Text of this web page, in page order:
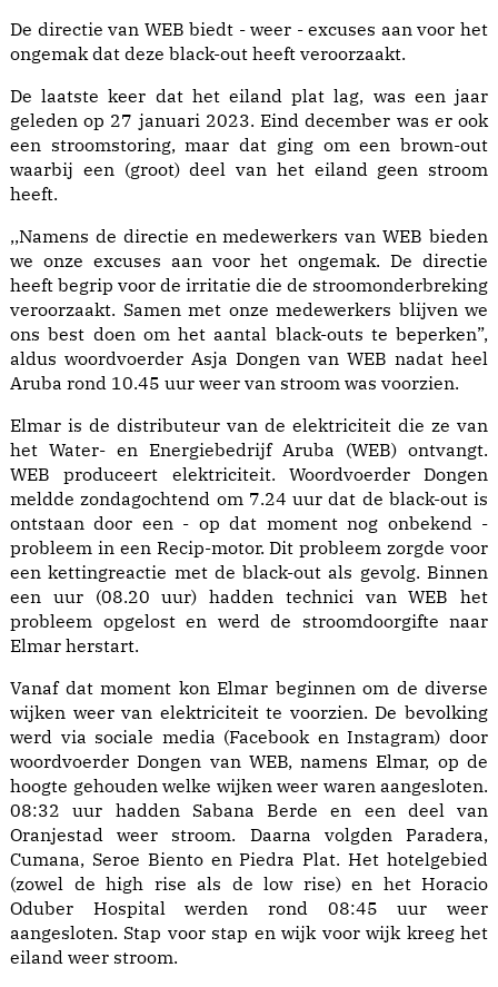
De directie van WEB biedt - weer - excuses aan voor het
ongemak dat deze black-out heeft veroorzaakt.
De laatste keer dat het eiland plat lag, was een jaar
geleden op 27 januari 2023. Eind december was er ook
een stroomstoring, maar dat ging om een brown-out
waarbij een (groot) deel van het eiland geen stroom
heeft.
,,Namens de directie en medewerkers van WEB bieden
we onze excuses aan voor het ongemak. De directie
heeft begrip voor de irritatie die de stroomonderbreking
veroorzaakt. Samen met onze medewerkers blijven we
ons best doen om het aantal black-outs te beperken”,
aldus woordvoerder Asja Dongen van WEB nadat heel
Aruba rond 10.45 uur weer van stroom was voorzien.
Elmar is de distributeur van de elektriciteit die ze van
het Water- en Energiebedrijf Aruba (WEB) ontvangt.
WEB produceert elektriciteit. Woordvoerder Dongen
meldde zondagochtend om 7.24 uur dat de black-out is
ontstaan door een - op dat moment nog onbekend -
probleem in een Recip-motor. Dit probleem zorgde voor
een kettingreactie met de black-out als gevolg. Binnen
een uur (08.20 uur) hadden technici van WEB het
probleem opgelost en werd de stroomdoorgifte naar
Elmar herstart.
Vanaf dat moment kon Elmar beginnen om de diverse
wijken weer van elektriciteit te voorzien. De bevolking
werd via sociale media (Facebook en Instagram) door
woordvoerder Dongen van WEB, namens Elmar, op de
hoogte gehouden welke wijken weer waren aangesloten.
08:32 uur hadden Sabana Berde en een deel van
Oranjestad weer stroom. Daarna volgden Paradera,
Cumana, Seroe Biento en Piedra Plat. Het hotelgebied
(zowel de high rise als de low rise) en het Horacio
Oduber Hospital werden rond 08:45 uur weer
aangesloten. Stap voor stap en wijk voor wijk kreeg het
eiland weer stroom.